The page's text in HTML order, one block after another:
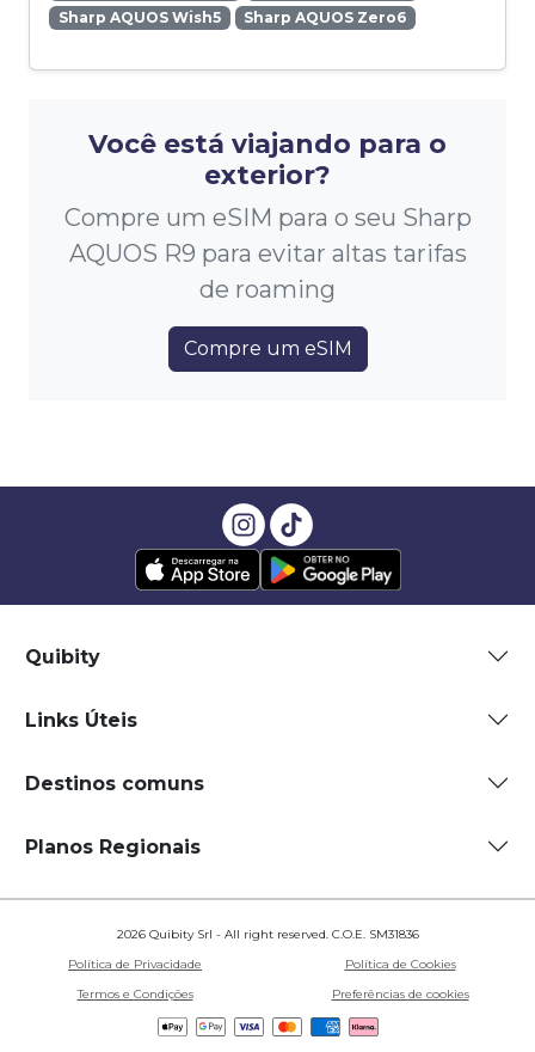
Sharp AQUOS Wish5
Sharp AQUOS Zero6
Você está viajando para o
exterior?
Compre um eSIM para o seu Sharp
AQUOS R9 para evitar altas tarifas
de roaming
Compre um eSIM
Quibity
Links Úteis
Destinos comuns
Planos Regionais
2026 Quibity Srl - All right reserved. C.O.E. SM31836
Política de Privacidade
Política de Cookies
Termos e Condições
Preferências de cookies